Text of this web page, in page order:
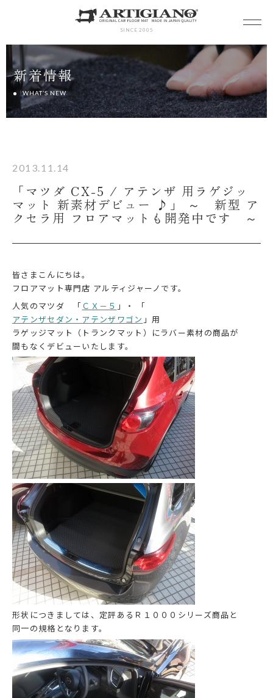
SINCE 2005
新着情報
WHAT’S NEW
2013.11.14
「マツダ CX-5 / アテンザ 用ラゲジッ
マット 新素材デビュー ♪」 ～ 新型 ア
クセラ用 フロアマットも開発中です ～
皆さまこんにちは。
フロアマット専門店 アルティジャーノです。
人気のマツダ 「 ＣＸ－５ 」・ 「
アテンザセダン・アテンザワゴン 」用
ラゲッジマット（トランクマット）にラバー素材の商品が
間もなくデビューいたします。
形状につきましては、定評あるＲ１０００シリーズ商品と
同一の規格となります。